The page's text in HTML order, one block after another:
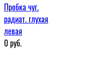
Пробка чуг.
радиат. глухая
левая
0руб.